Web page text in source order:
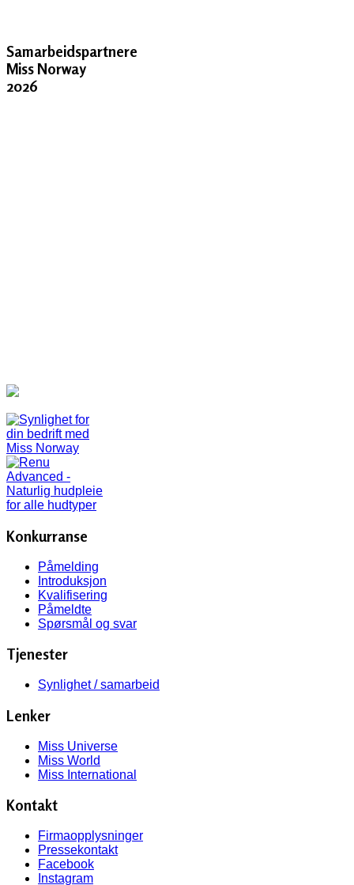
Samarbeidspartnere
Miss Norway
2026
Konkurranse
Påmelding
Introduksjon
Kvalifisering
Påmeldte
Spørsmål og svar
Tjenester
Synlighet / samarbeid
Lenker
Miss Universe
Miss World
Miss International
Kontakt
Firmaopplysninger
Pressekontakt
Facebook
Instagram